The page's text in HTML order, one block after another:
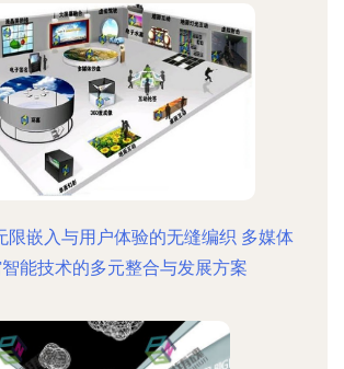
限嵌入与用户体验的无缝编织 多媒体
能技术的多元整合与发展方案